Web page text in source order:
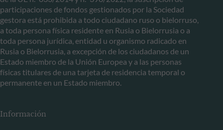
participaciones de fondos gestionados por la Sociedad
gestora está prohibida a todo ciudadano ruso o bielorruso,
a toda persona física residente en Rusia o Bielorrusia o a
toda persona jurídica, entidad u organismo radicado en
Rusia o Bielorrusia, a excepción de los ciudadanos de un
Estado miembro de la Unión Europea y a las personas
físicas titulares de una tarjeta de residencia temporal o
permanente en un Estado miembro.
Información